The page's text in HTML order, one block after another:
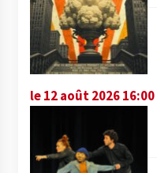
le 12 août 2026 16:00